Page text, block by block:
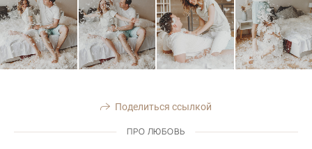
Поделиться ссылкой
ПРО ЛЮБОВЬ